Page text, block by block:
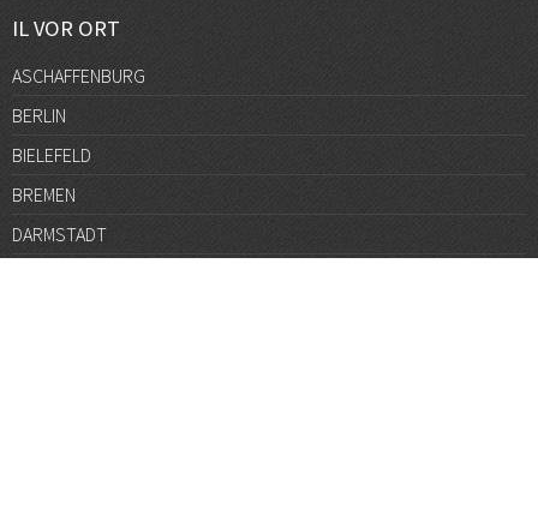
IL VOR ORT
ASCHAFFENBURG
BERLIN
BIELEFELD
BREMEN
DARMSTADT